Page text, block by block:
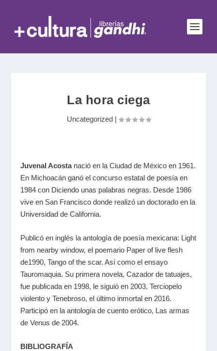
La hora ciega
Uncategorized|
Juvenal Acostanació en la Ciudad de México en 1961.
En Michoacán ganó el concurso estatal de poesía en
1984 con Diciendo unas palabras negras. Desde 1986
vive en San Francisco donde realizó un doctorado en la
Universidad de California.
Publicó en inglés la antología de poesía mexicana: Light
from nearby window, el poemario Paper of live flesh
de1990, Tango of the scar. Así como el ensayo
Tauromaquia. Su primera novela, Cazador de tatuajes,
fue publicada en 1998, le siguió en 2003, Terciopelo
violento y Tenebroso, el último inmortal en 2016.
Participó en la antología de cuento erótico, Las armas
de Venus de 2004.
BIBLIOGRAFÍA